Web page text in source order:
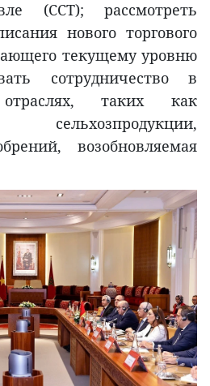
(ССТ); рассмотреть
нового торгового
текущему уровню
сотрудничество в
отраслях, таких как
возобновляемая